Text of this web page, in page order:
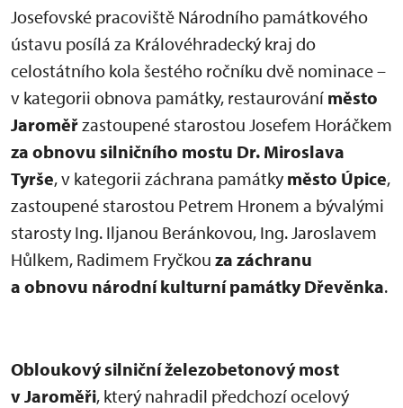
Josefovské pracoviště Národního památkového
ústavu posílá za Královéhradecký kraj do
celostátního kola šestého ročníku dvě nominace –
v kategorii obnova památky, restaurování město
Jaroměřzastoupené starostou Josefem Horáčkem
za obnovu silničního mostu Dr. Miroslava
Tyrše, v kategorii záchrana památky město Úpice,
zastoupené starostou Petrem Hronem a bývalými
starosty Ing. Iljanou Beránkovou, Ing. Jaroslavem
Hůlkem, Radimem Fryčkou za záchranu
a obnovu národní kulturní památky Dřevěnka.
Obloukový silniční železobetonový most
v Jaroměři, který nahradil předchozí ocelový